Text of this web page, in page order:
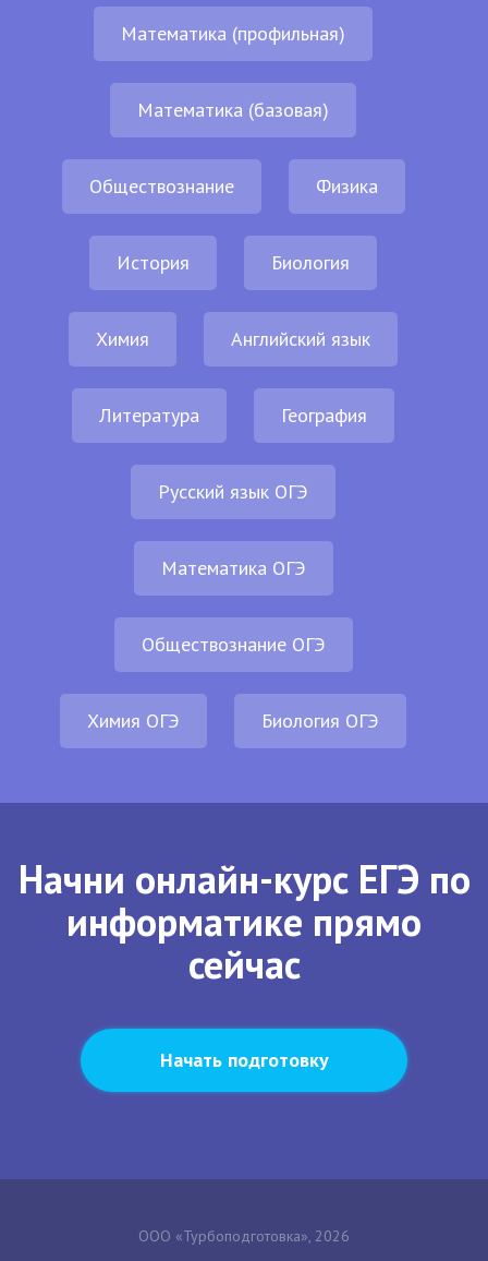
Математика (профильная)
Математика (базовая)
Обществознание Физика
История Биология
Химия Английский язык
Литература География
Русский язык ОГЭ
Математика ОГЭ
Обществознание ОГЭ
Химия ОГЭ Биология ОГЭ
Начни онлайн-курс ЕГЭ по
информатике прямо
сейчас
Начать подготовку
ООО «Турбоподготовка», 2026